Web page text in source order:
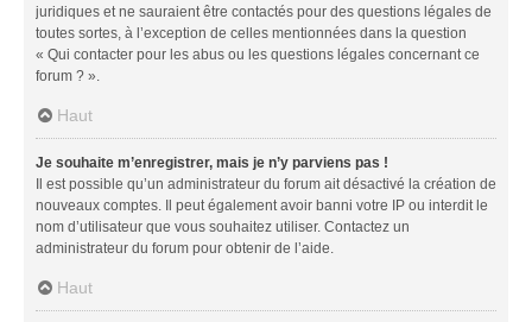
juridiques et ne sauraient être contactés pour des questions légales de
toutes sortes, à l’exception de celles mentionnées dans la question
« Qui contacter pour les abus ou les questions légales concernant ce
forum ? ».
Haut
Je souhaite m’enregistrer, mais je n’y parviens pas !
Il est possible qu’un administrateur du forum ait désactivé la création de
nouveaux comptes. Il peut également avoir banni votre IP ou interdit le
nom d’utilisateur que vous souhaitez utiliser. Contactez un
administrateur du forum pour obtenir de l’aide.
Haut